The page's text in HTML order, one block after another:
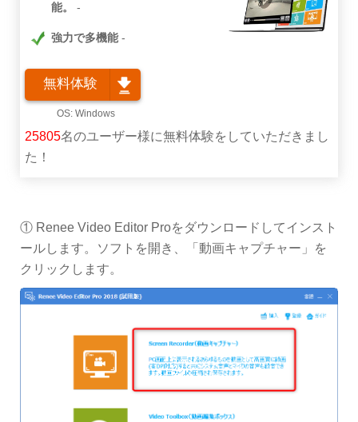
能。
強力で多機能
無料体験
25808名のユーザー様に無料体験をしていただきまし
た！
① Renee Video Editor Proをダウンロードしてインスト
ールします。ソフトを開き、「動画キャプチャー」を
クリックします。